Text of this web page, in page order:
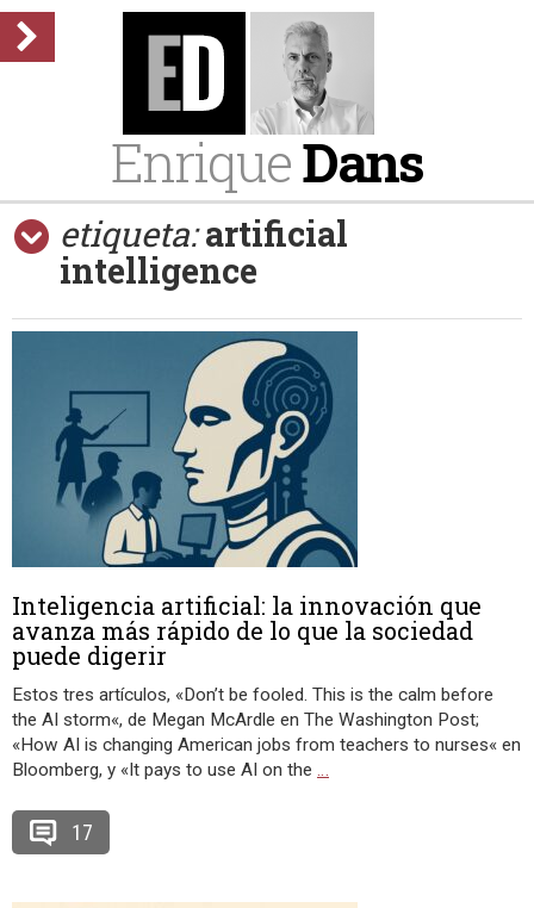
EnriqueDans
etiqueta: artificial
intelligence
Inteligencia artificial: la innovación que
avanza más rápido de lo que la sociedad
puede digerir
Estos tres artículos, «Don’t be fooled. This is the calm before
the AI storm«, de Megan McArdle en The Washington Post;
«How AI is changing American jobs from teachers to nurses« en
Bloomberg, y «It pays to use AI on the …
17